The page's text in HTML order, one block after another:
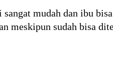
mudah dan ibu
meskipun sudah bisa